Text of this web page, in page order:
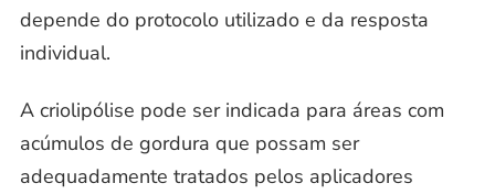
depende do protocolo utilizado e da resposta
individual.
A criolipólise pode ser indicada para áreas com
acúmulos de gordura que possam ser
adequadamente tratados pelos aplicadores